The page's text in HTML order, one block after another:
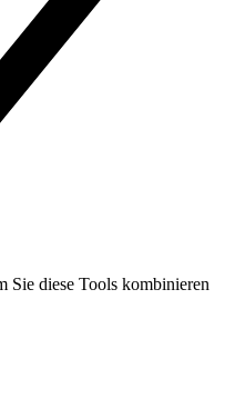
Sie diese Tools kombinieren